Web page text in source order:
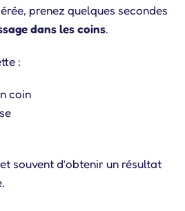
prenez quelques secondes
dans les coins.
:
coin
souvent d’obtenir un résultat